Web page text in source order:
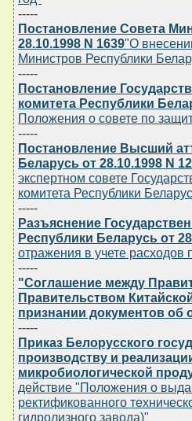
-----
Постановление Совета
28.10.1998 N 1639"О
Министров Республики
-----
Постановление
комитета Республики
Положения о совете по
-----
Постановление Высший
Беларусь от 28.10.1998 N
экспертном совете
комитета Республики
-----
Разъяснение
Республики Беларусь от
отражения в учете
-----
"Соглашение между
Правительством
признании документов об
-----
Приказ Белорусского
производству и
микробиологической
действие "Положения о
ректификованного
гидролизного завода)"